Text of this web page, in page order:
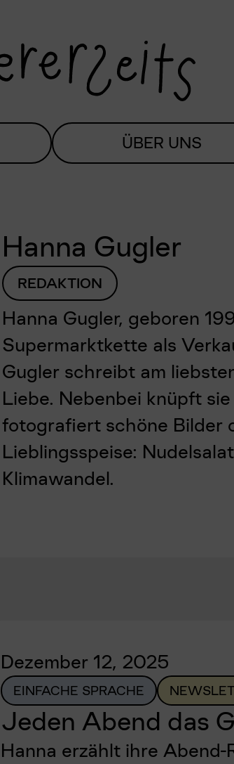
ÜBER UNS
Hanna Gugler
REDAKTION
Hanna Gugler, geboren
Supermarktkette als
Gugler schreibt am
Liebe. Nebenbei knüpft
fotografiert schöne Bilder
Lieblingsspeise:
Klimawandel.
Dezember 12, 2025
EINFACHE SPRACHE
Jeden Abend das
Hanna erzählt ihre Abend-